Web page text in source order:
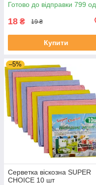
Готово до відправки 799 од.
18 ₴ 19 ₴
Купити
–5%
Серветка віскозна SUPER
CHOICE 10 шт